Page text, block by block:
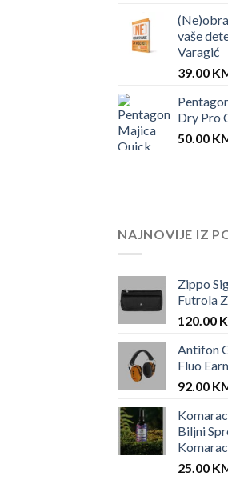
vaše
Varagić
39.00
Dry Pro
50.00
NAJNOVIJE IZ
Zippo
Futrola
120.00
Antifon
Fluo
92.00
Biljni
25.00